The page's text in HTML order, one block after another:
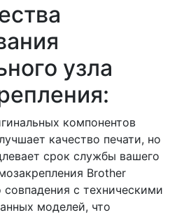
узла
компонентов
качество печати, но
срок службы вашего
Brother
совпадения с техническими
моделей, что